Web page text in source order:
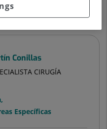
Conillas
CIRUGÍA
,
Específicas